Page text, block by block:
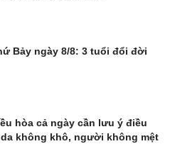
Bảy ngày 8/8: 3 tuổi đổi đời
hòa cả ngày cần lưu ý điều
da không khô, người không mệt